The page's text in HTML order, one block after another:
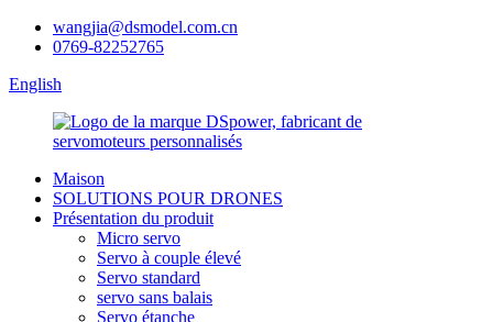
wangjia@dsmodel.com.cn
0769-82252765
English
Maison
SOLUTIONS POUR DRONES
Présentation du produit
Micro servo
Servo à couple élevé
Servo standard
servo sans balais
Servo étanche